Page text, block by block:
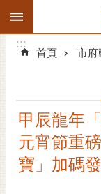
跳到主要內容區塊
搜
階
精彩府城
市府動態
:::
:::
首頁 市府
甲辰龍年
元宵節重
寶」加碼發